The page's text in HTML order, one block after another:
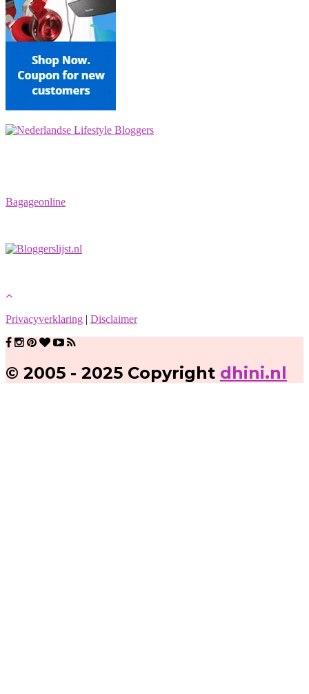
Bagageonline
Privacyverklaring | Disclaimer
© 2005 - 2025 Copyright dhini.nl